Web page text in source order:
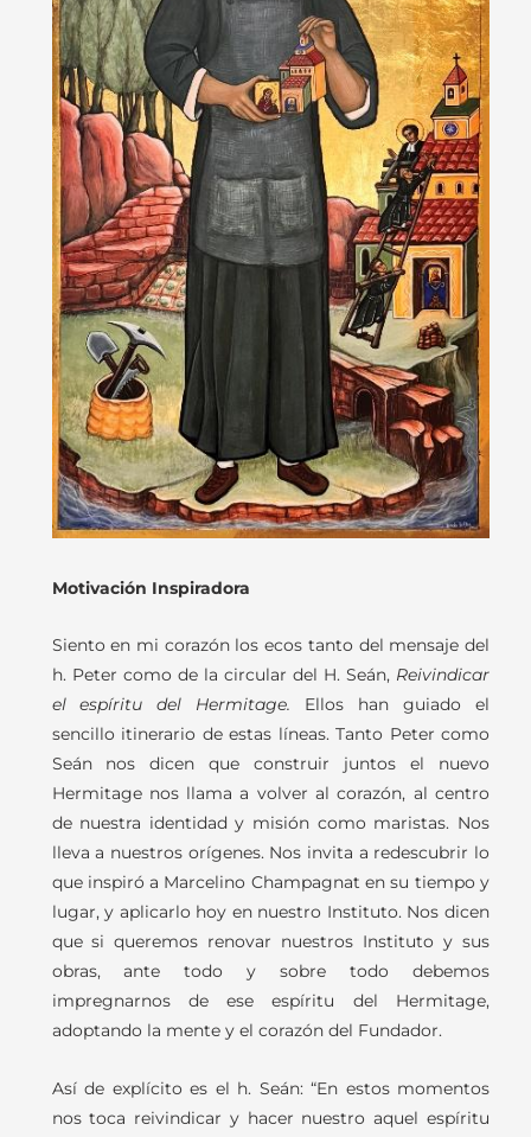
Motivación Inspiradora
Siento en mi corazón los ecos tanto del mensaje del
h. Peter como de la circular del H. Seán, Reivindicar
el espíritu del Hermitage. Ellos han guiado el
sencillo itinerario de estas líneas. Tanto Peter como
Seán nos dicen que construir juntos el nuevo
Hermitage nos llama a volver al corazón, al centro
de nuestra identidad y misión como maristas. Nos
lleva a nuestros orígenes. Nos invita a redescubrir lo
que inspiró a Marcelino Champagnat en su tiempo y
lugar, y aplicarlo hoy en nuestro Instituto. Nos dicen
que si queremos renovar nuestros Instituto y sus
obras, ante todo y sobre todo debemos
impregnarnos de ese espíritu del Hermitage,
adoptando la mente y el corazón del Fundador.
Así de explícito es el h. Seán: “En estos momentos
nos toca reivindicar y hacer nuestro aquel espíritu